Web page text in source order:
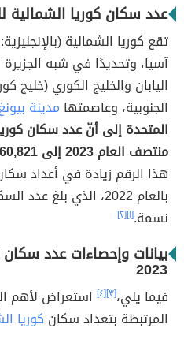
عدد سكان كوريا الشمالية
آسيا، وتحديدًا في شبه الجزيرة
اليابان والخليج الكوري (خليج
الجنوبية، وعاصمتها مدينة
المتحدة إلى أنّ عدد سكان
منتصف العام 2023 إلى 26,160,821 مليون نسمة
نسمة.[١] [٢]
بيانات وإحصاءات عدد سكان
2023
فيما يلي،[٣] [٤]
استعراض لأهم
المرتبطة بتعداد سكان كوريا